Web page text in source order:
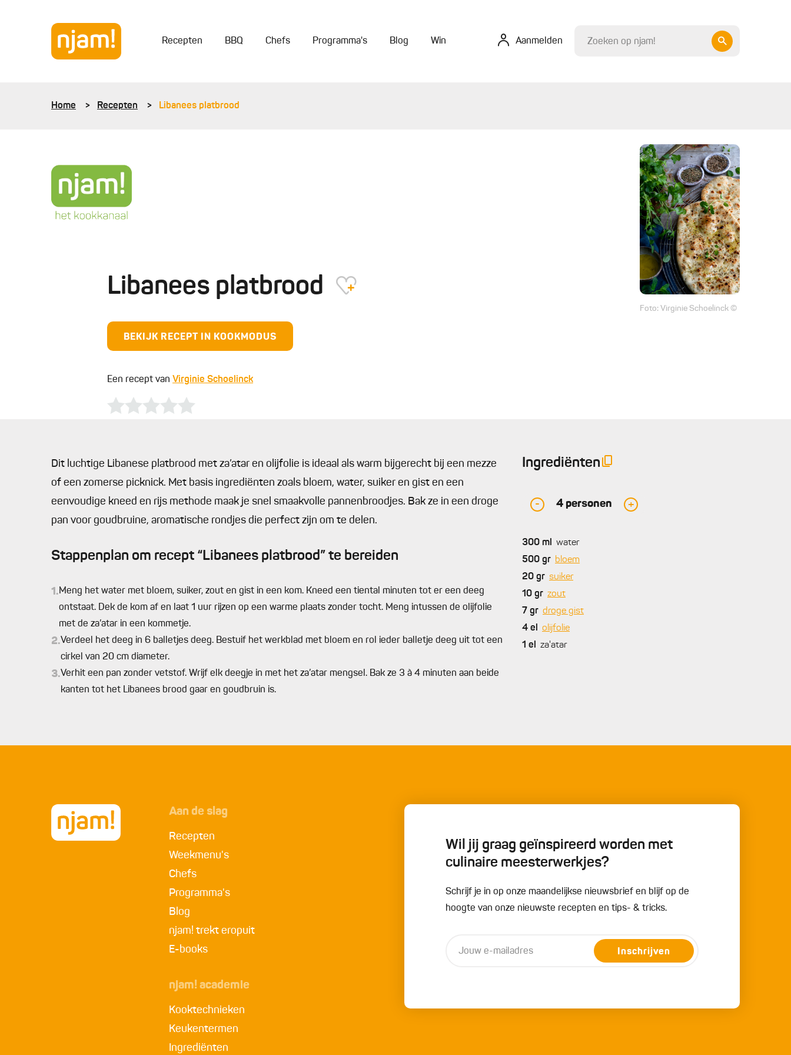
Recepten BBQ Chefs Programma's Blog Win Aanmelden
Home Recepten Libanees platbrood
Libanees platbrood
BEKIJK RECEPT IN KOOKMODUS
Een recept van Virginie Schoelinck
Foto: Virginie Schoelinck ©
Ingrediënten
- 4 personen +
300 ml
water
500 gr bloem
20 gr suiker
10 gr zout
7 gr droge gist
4 el
olijfolie
1 el za'atar
Dit luchtige Libanese platbrood met za’atar en olijfolie is ideaal als warm bijgerecht bij een mezze
of een zomerse picknick. Met basis ingrediënten zoals bloem, water, suiker en gist en een
eenvoudige kneed en rijs methode maak je snel smaakvolle pannenbroodjes. Bak ze in een droge
pan voor goudbruine, aromatische rondjes die perfect zijn om te delen.
Stappenplan om recept “Libanees platbrood” te bereiden
1.Meng het water met bloem, suiker, zout en gist in een kom. Kneed een tiental minuten tot er een deeg
ontstaat. Dek de kom af en laat 1 uur rijzen op een warme plaats zonder tocht. Meng intussen de olijfolie
met de za’atar in een kommetje.
2.Verdeel het deeg in 6 balletjes deeg. Bestuif het werkblad met bloem en rol ieder balletje deeg uit tot een
cirkel van 20 cm diameter.
3.Verhit een pan zonder vetstof. Wrijf elk deegje in met het za’atar mengsel. Bak ze 3 à 4 minuten aan beide
kanten tot het Libanees brood gaar en goudbruin is.
Aan de slag
Recepten
Weekmenu's
Chefs
Programma's
Blog
njam! trekt eropuit
E-books
njam! academie
Kooktechnieken
Keukentermen
Ingrediënten
Wil jij graag geïnspireerd worden met
culinaire meesterwerkjes?
Schrijf je in op onze maandelijkse nieuwsbrief en blijf op de
hoogte van onze nieuwste recepten en tips- & tricks.
Inschrijven